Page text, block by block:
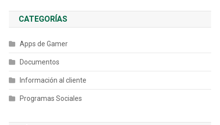
CATEGORÍAS
Apps de Gamer
Documentos
Información al cliente
Programas Sociales